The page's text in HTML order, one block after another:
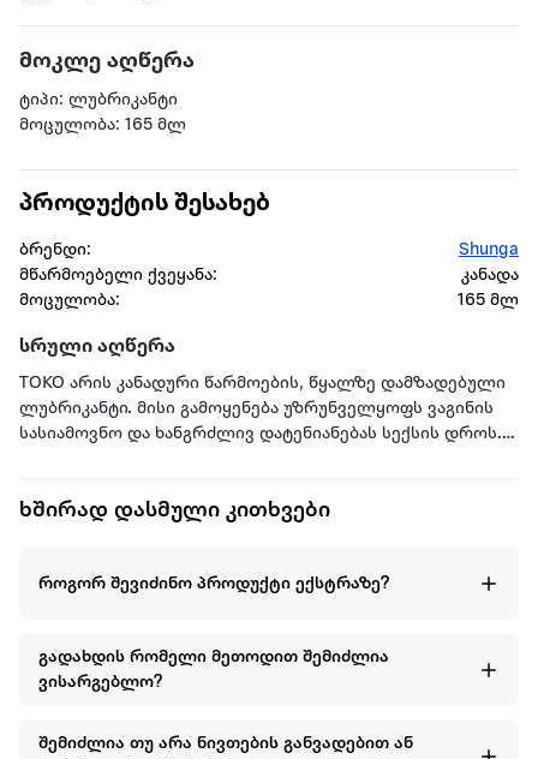
მოკლე აღწერა
ტიპი: ლუბრიკანტი
მოცულობა: 165 მლ
პროდუქტის შესახებ
ბრენდი:
Shunga
მწარმოებელი ქვეყანა:
კანადა
მოცულობა:
165 მლ
სრული აღწერა
TOKO არის კანადური წარმოების, წყალზე დამზადებული
ლუბრიკანტი. მისი გამოყენება უზრუნველყოფს ვაგინის
სასიამოვნო და ხანგრძლივ დატენიანებას სექსის დროს.
ტოკო არ ტოვებს კვალს და არ არის წებოვანი, რაც
ხშირად დასმული კითხვები
როგორ შევიძინო პროდუქტი ექსტრაზე?
გადახდის რომელი მეთოდით შემიძლია
ვისარგებლო?
შემიძლია თუ არა ნივთების განვადებით ან